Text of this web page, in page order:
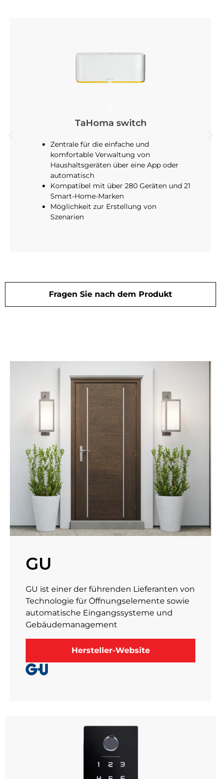
TaHoma switch
Zentrale für die einfache und
komfortable Verwaltung von
Haushaltsgeräten über eine App oder
automatisch
Kompatibel mit über 280 Geräten und 21
Smart-Home-Marken
Möglichkeit zur Erstellung von
Szenarien
Fragen Sie nach dem Produkt
GU
GU ist einer der führenden Lieferanten von
Technologie für Öffnungselemente sowie
automatische Eingangssysteme und
Gebäudemanagement
Hersteller-Website